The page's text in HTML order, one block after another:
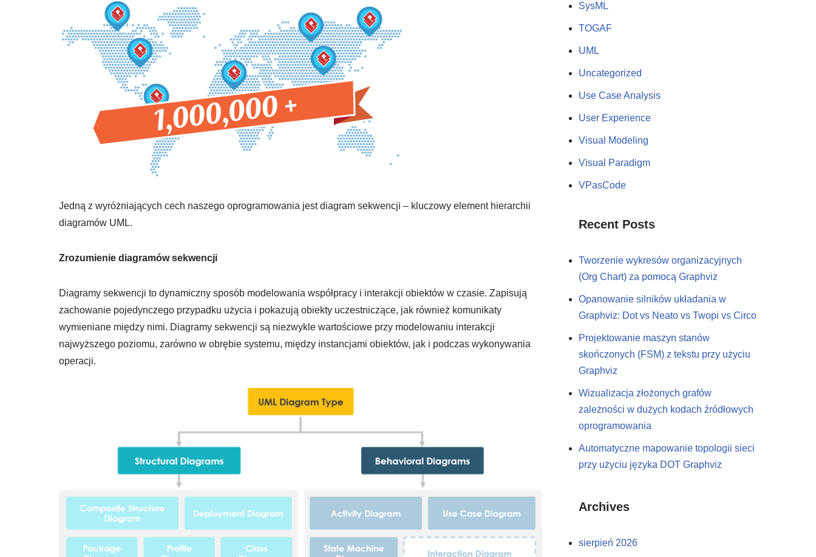
Jedną z wyróżniających cech naszego oprogramowania jest diagram sekwencji – kluczowy element hierarchii
diagramów UML.
Zrozumienie diagramów sekwencji
Diagramy sekwencji to dynamiczny sposób modelowania współpracy i interakcji obiektów w czasie. Zapisują
zachowanie pojedynczego przypadku użycia i pokazują obiekty uczestniczące, jak również komunikaty
wymieniane między nimi. Diagramy sekwencji są niezwykle wartościowe przy modelowaniu interakcji
najwyższego poziomu, zarówno w obrębie systemu, między instancjami obiektów, jak i podczas wykonywania
operacji.
SysML
TOGAF
UML
Uncategorized
Use Case Analysis
User Experience
Visual Modeling
Visual Paradigm
VPasCode
Recent Posts
Tworzenie wykresów organizacyjnych
(Org Chart) za pomocą Graphviz
Opanowanie silników układania w
Graphviz: Dot vs Neato vs Twopi vs Circo
Projektowanie maszyn stanów
skończonych (FSM) z tekstu przy użyciu
Graphviz
Wizualizacja złożonych grafów
zależności w dużych kodach źródłowych
oprogramowania
Automatyczne mapowanie topologii sieci
przy użyciu języka DOT Graphviz
Archives
sierpień 2026